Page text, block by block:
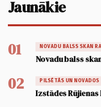
Jaunākie
01 NOVADU BALSS SKAN
Novadu balss
02 PILSĒTĀS UN NOVADOS
Izstādes